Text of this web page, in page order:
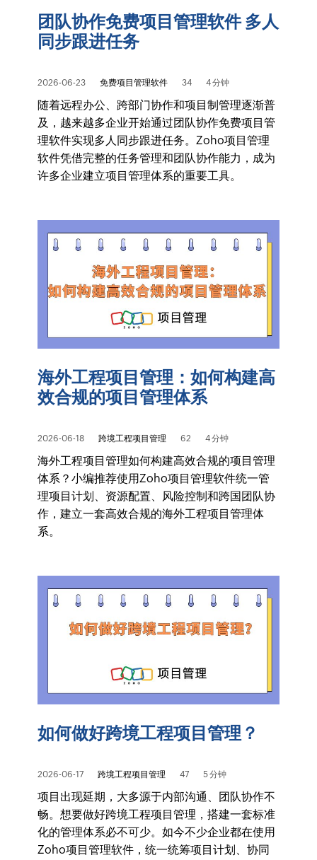
团队协作免费项目管理软件 多人
同步跟进任务
2026-06-23 免费项目管理软件 34 4 分钟
随着远程办公、跨部门协作和项目制管理逐渐普
及，越来越多企业开始通过团队协作免费项目管
理软件实现多人同步跟进任务。Zoho项目管理
软件凭借完整的任务管理和团队协作能力，成为
许多企业建立项目管理体系的重要工具。
海外工程项目管理：如何构建高
效合规的项目管理体系
2026-06-18 跨境工程项目管理 62 4 分钟
海外工程项目管理如何构建高效合规的项目管理
体系？小编推荐使用Zoho项目管理软件统一管
理项目计划、资源配置、风险控制和跨国团队协
作，建立一套高效合规的海外工程项目管理体
系。
如何做好跨境工程项目管理？
2026-06-17 跨境工程项目管理 47 5 分钟
项目出现延期，大多源于内部沟通、团队协作不
畅。想要做好跨境工程项目管理，搭建一套标准
化的管理体系必不可少。如今不少企业都在使用
Zoho项目管理软件，统一统筹项目计划、协同